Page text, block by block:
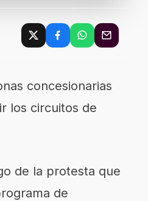
concesionarias
los circuitos de
de la protesta que
de